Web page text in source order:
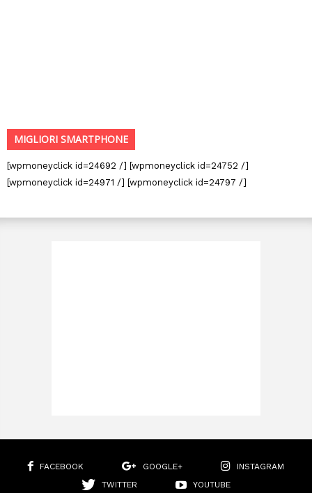
MIGLIORI SMARTPHONE
[wpmoneyclick id=24692 /] [wpmoneyclick id=24752 /]
[wpmoneyclick id=24971 /] [wpmoneyclick id=24797 /]
FACEBOOK GOOGLE+
INSTAGRAM
TWITTER
YOUTUBE